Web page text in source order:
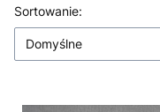
Lista produktów
Sortowanie:
Domyślne